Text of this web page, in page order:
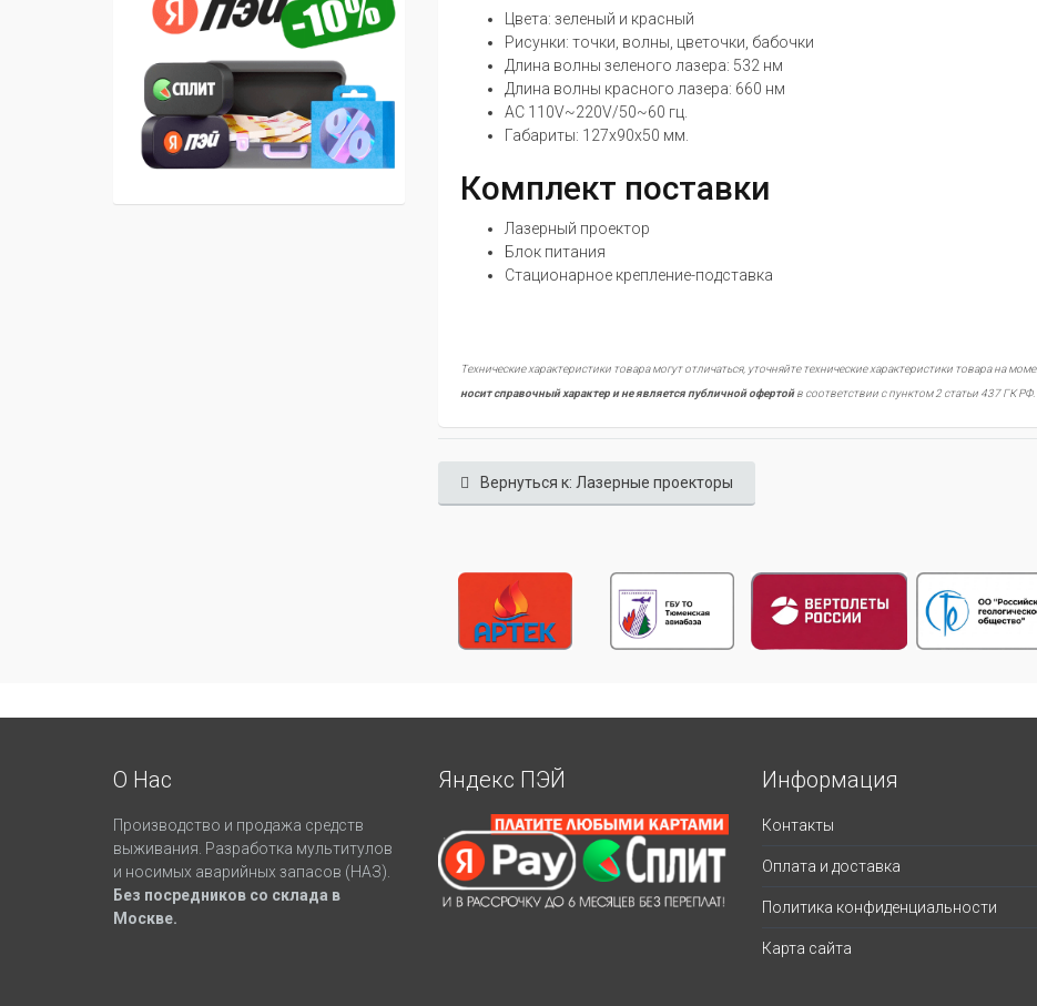
Цвета: зеленый и красный
Рисунки: точки, волны, цветочки, бабочки
Длина волны зеленого лазера: 532 нм
Длина волны красного лазера: 660 нм
AC 110V~220V/50~60 гц.
Габариты: 127x90x50 мм.
Комплект поставки
Лазерный проектор
Блок питания
Стационарное крепление-подставка
Технические характеристики товара могут отличаться, уточняйте технические характеристики товара на
носит справочный характер и не является публичной офертойв соответствии с пунктом 2 статьи 437 ГК РФ.
Вернуться к: Лазерные проекторы
О Нас
Производство и продажа средств
выживания. Разработка мультитулов
и носимых аварийных запасов (НАЗ).
Без посредников со склада в
Москве.
Яндекс ПЭЙ Информация
Контакты
Оплата и доставка
Политика конфиденциальности
Карта сайта